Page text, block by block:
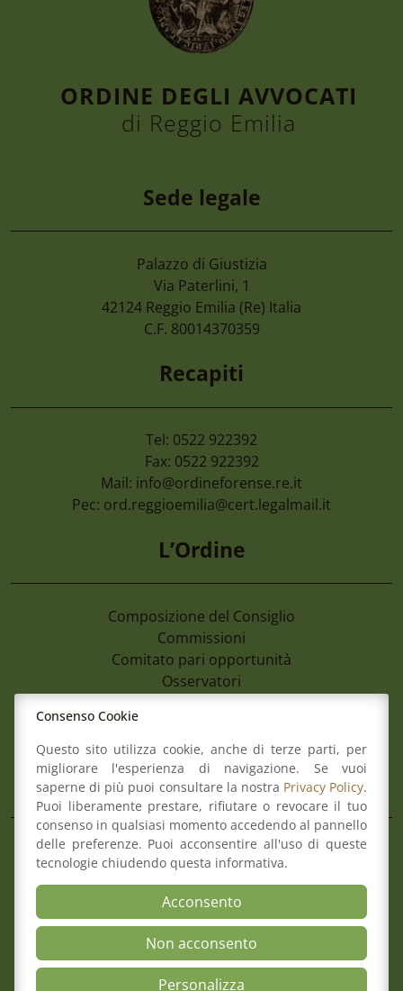
7 Agosto 2026
Camera Di Commercio Emilia –
Di Imprese Non Più Operative
7 Agosto 2026
Avviso Pubblico Per La Formazione Di
Avvocati Esterni Finalizzato Ad
Incarichi Di Patrocinio Legale A Favore
Romagna
ORDINE DEGLI AVVOCATI
di Reggio Emilia
Sede legale
Palazzo di Giustizia
Via Paterlini, 1
42124 Reggio Emilia (Re) Italia
C.F. 80014370359
Recapiti
Tel: 0522 922392
Fax: 0522 922392
Mail: info@ordineforense.re.it
Pec: ord.reggioemilia@cert.legalmail.it
L’Ordine
Composizione del Consiglio
Commissioni
Comitato pari opportunità
Osservatori
Richiesta pareri di congruità
Verbali del Consiglio
Aree
Il Consiglio
Consultazione Albo
Formazione
Comitato pari opportunità
Mediazione
Organismo di composizione della crisi
Consenso Cookie
Questo sito utilizza cookie, anche di terze parti, per
migliorare l'esperienza di navigazione. Se vuoi
saperne di più puoi consultare la nostra Privacy Policy.
Puoi liberamente prestare, rifiutare o revocare il tuo
consenso in qualsiasi momento accedendo al pannello
delle preferenze. Puoi acconsentire all'uso di queste
tecnologie chiudendo questa informativa.
Acconsento
Non acconsento
Personalizza